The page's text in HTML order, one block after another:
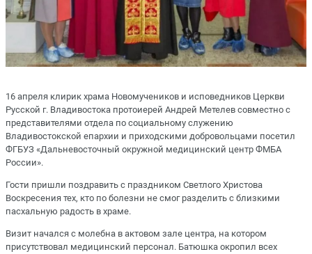
16 апреля клирик храма Новомучеников и исповедников Церкви
Русской г. Владивостока протоиерей Андрей Метелев совместно с
представителями отдела по социальному служению
Владивостокской епархии и приходскими добровольцами посетил
ФГБУЗ «Дальневосточный окружной медицинский центр ФМБА
России».
Гости пришли поздравить с праздником Светлого Христова
Воскресения тех, кто по болезни не смог разделить с близкими
пасхальную радость в храме.
Визит начался с молебна в актовом зале центра, на котором
присутствовал медицинский персонал. Батюшка окропил всех